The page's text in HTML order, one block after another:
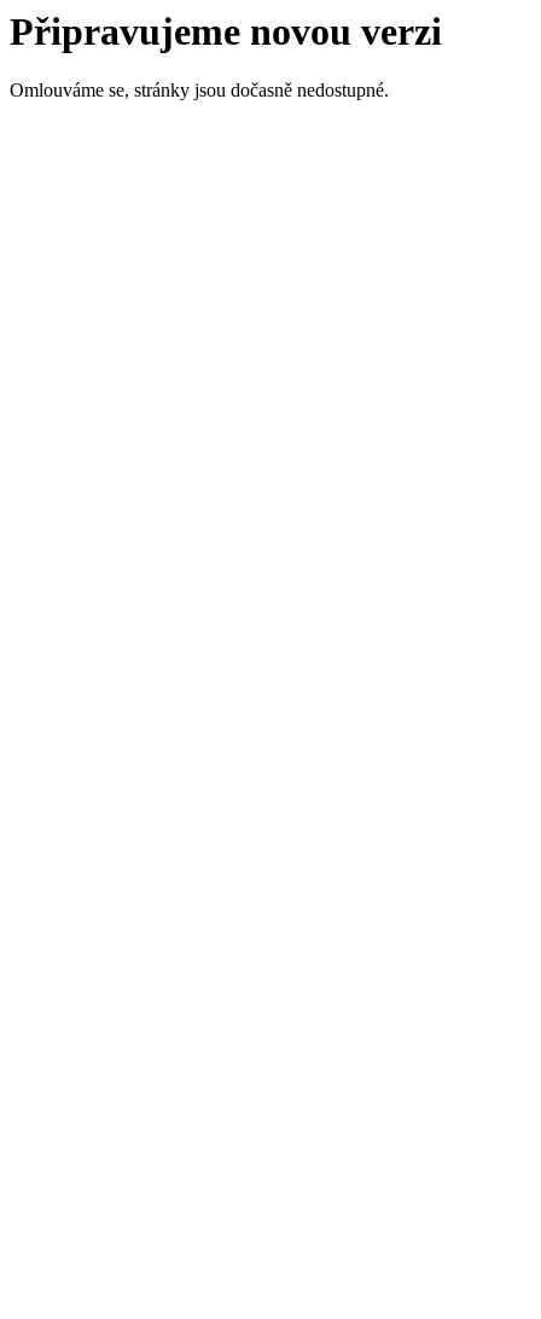
Připravujeme novou verzi
Omlouváme se, stránky jsou dočasně nedostupné.